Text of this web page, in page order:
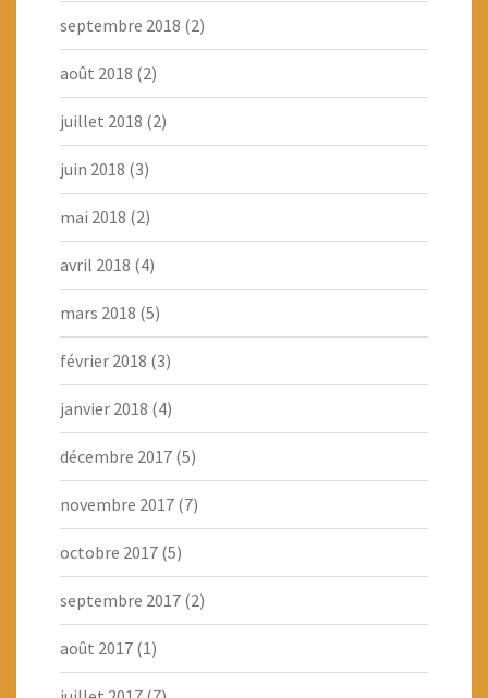
septembre 2018 (2)
août 2018 (2)
juillet 2018 (2)
juin 2018 (3)
mai 2018 (2)
avril 2018 (4)
mars 2018 (5)
février 2018 (3)
janvier 2018 (4)
décembre 2017 (5)
novembre 2017 (7)
octobre 2017 (5)
septembre 2017 (2)
août 2017 (1)